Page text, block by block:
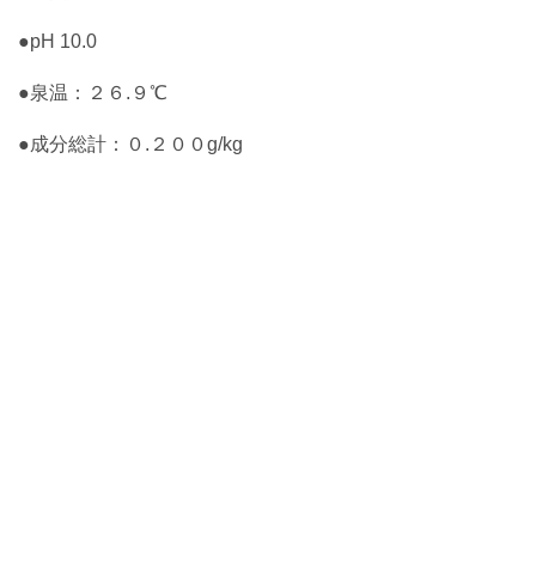
●pH 10.0
●泉温：２６.９℃
●成分総計：０.２００g/kg